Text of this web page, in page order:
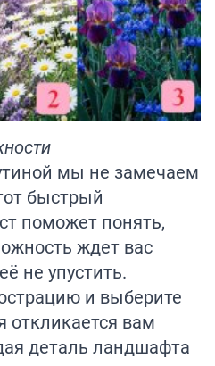
мы не замечаем
быстрый
поможет понять,
ждет вас
не упустить.
и выберите
откликается вам
деталь ландшафта